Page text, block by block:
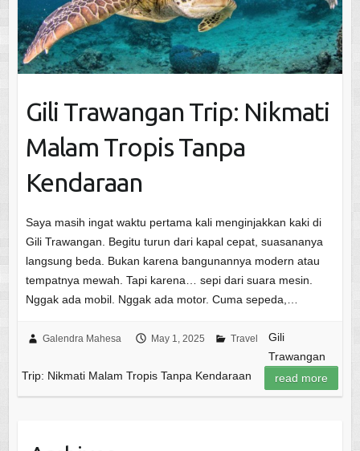
Gili Trawangan Trip: Nikmati
Malam Tropis Tanpa
Kendaraan
Saya masih ingat waktu pertama kali menginjakkan kaki di
Gili Trawangan. Begitu turun dari kapal cepat, suasananya
langsung beda. Bukan karena bangunannya modern atau
tempatnya mewah. Tapi karena… sepi dari suara mesin.
Nggak ada mobil. Nggak ada motor. Cuma sepeda,…
Galendra Mahesa May 1, 2025 Travel
Gili
Trawangan
Trip: Nikmati Malam Tropis Tanpa Kendaraan
read more